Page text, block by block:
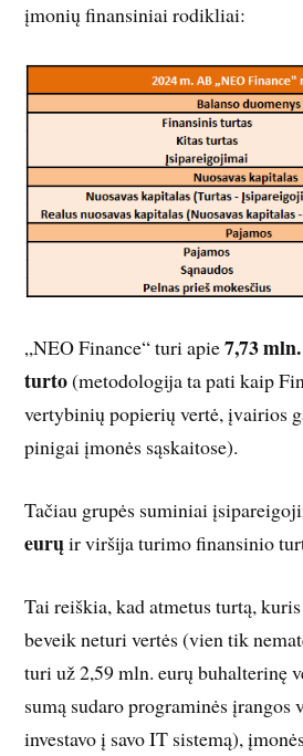
įmonių finansiniai rodikliai:
„NEO Finance“ turi apie7,73
turto(metodologija ta pati kaip
vertybinių popierių vertė, įvairios
pinigai įmonės sąskaitose).
Tačiau grupės suminiai
eurųir viršija turimo finansinio
Tai reiškia, kad atmetus turtą,
beveik neturi vertės (vien tik
turi už 2,59 mln. eurų buhalterinę
sumą sudaro programinės įrangos
investavo į savo IT sistemą),